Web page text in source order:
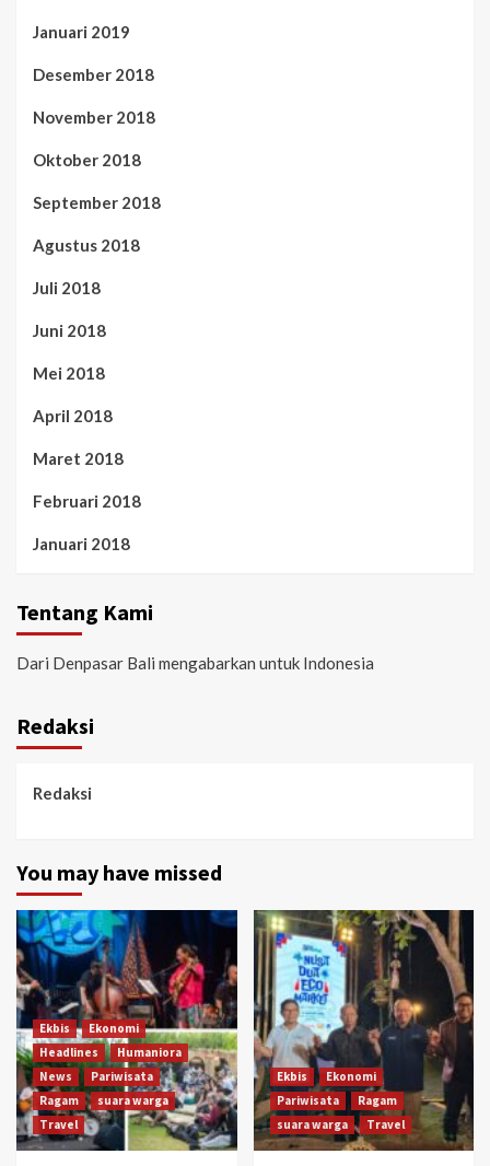
Januari 2019
Desember 2018
November 2018
Oktober 2018
September 2018
Agustus 2018
Juli 2018
Juni 2018
Mei 2018
April 2018
Maret 2018
Februari 2018
Januari 2018
Tentang Kami
Dari Denpasar Bali mengabarkan untuk Indonesia
Redaksi
Redaksi
You may have missed
Ekbis
Ekonomi
Headlines
Humaniora
News
Pariwisata
Ragam
suara warga
Travel
Ekbis
Ekonomi
Pariwisata
Ragam
suara warga
Travel